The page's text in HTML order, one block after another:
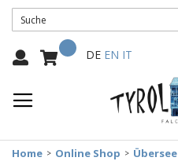
Mein Warenkorb
Select
DE EN IT
Home Online Shop Übersee